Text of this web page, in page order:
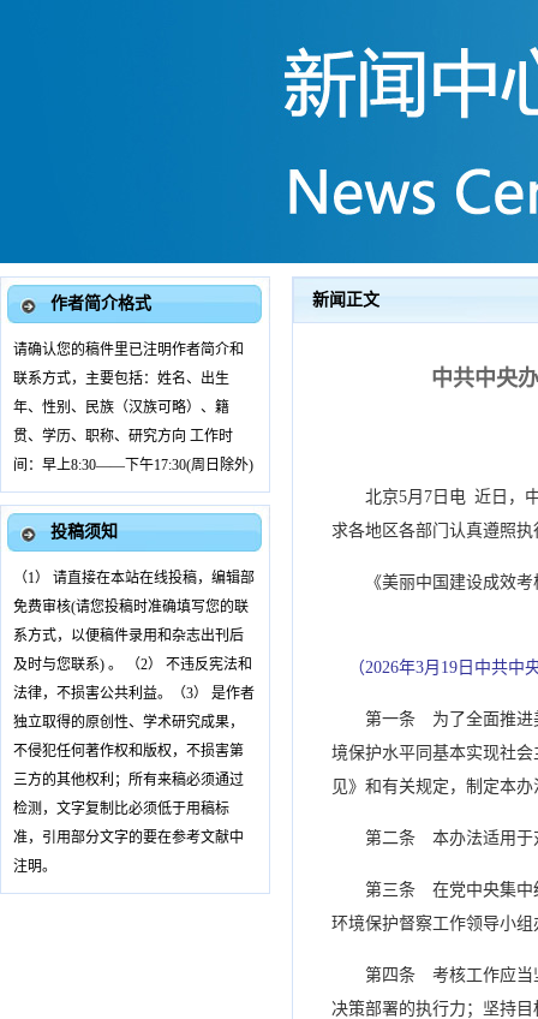
作者简介格式
请确认您的稿件里已注明作者简介和
联系方式，主要包括：姓名、出生
年、性别、民族（汉族可略）、籍
贯、学历、职称、研究方向 工作时
间：早上8:30——下午17:30(周日除外)
投稿须知
（1） 请直接在本站在线投稿，编辑部
免费审核(请您投稿时准确填写您的联
系方式，以便稿件录用和杂志出刊后
及时与您联系) 。 （2） 不违反宪法和
法律，不损害公共利益。（3） 是作者
独立取得的原创性、学术研究成果，
不侵犯任何著作权和版权，不损害第
三方的其他权利；所有来稿必须通过
检测，文字复制比必须低于用稿标
准，引用部分文字的要在参考文献中
注明。
新闻正文
中共中央
北京5月7日电 近日，
求各地区各部门认真遵照执
《美丽中国建设成效
（2026年3月19日中共
第一条 为了全面推进
境保护水平同基本实现社
见》和有关规定，制定本办
第二条 本办法适用于
第三条 在党中央集中
环境保护督察工作领导小
第四条 考核工作应当
决策部署的执行力；坚持